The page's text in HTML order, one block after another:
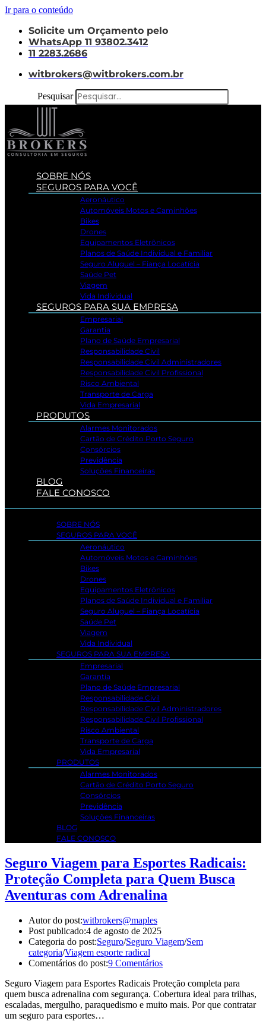
Ir para o conteúdo
Solicite um Orçamento pelo
WhatsApp 11 93802.3412
11 2283.2686
witbrokers@witbrokers.com.br
Pesquisar
SOBRE NÓS
SEGUROS PARA VOCÊ
Aeronáutico
Automóveis Motos e Caminhões
Bikes
Drones
Equipamentos Eletrônicos
Planos de Saúde Individual e Familiar
Seguro Aluguel – Fiança Locatícia
Saúde Pet
Viagem
Vida Individual
SEGUROS PARA SUA EMPRESA
Empresarial
Garantia
Plano de Saúde Empresarial
Responsabilidade Civil
Responsabilidade Civil Administradores
Responsabilidade Civil Profissional
Risco Ambiental
Transporte de Carga
Vida Empresarial
PRODUTOS
Alarmes Monitorados
Cartão de Crédito Porto Seguro
Consórcios
Previdência
Soluções Financeiras
BLOG
FALE CONOSCO
SOBRE NÓS
SEGUROS PARA VOCÊ
Aeronáutico
Automóveis Motos e Caminhões
Bikes
Drones
Equipamentos Eletrônicos
Planos de Saúde Individual e Familiar
Seguro Aluguel – Fiança Locatícia
Saúde Pet
Viagem
Vida Individual
SEGUROS PARA SUA EMPRESA
Empresarial
Garantia
Plano de Saúde Empresarial
Responsabilidade Civil
Responsabilidade Civil Administradores
Responsabilidade Civil Profissional
Risco Ambiental
Transporte de Carga
Vida Empresarial
PRODUTOS
Alarmes Monitorados
Cartão de Crédito Porto Seguro
Consórcios
Previdência
Soluções Financeiras
BLOG
FALE CONOSCO
Seguro Viagem para Esportes Radicais:
Proteção Completa para Quem Busca
Aventuras com Adrenalina
Autor do post:witbrokers@maples
Post publicado:4 de agosto de 2025
Categoria do post:Seguro/Seguro Viagem/Sem
categoria/Viagem esporte radical
Comentários do post:9 Comentários
Seguro Viagem para Esportes Radicais Proteção completa para
quem busca adrenalina com segurança. Cobertura ideal para trilhas,
escaladas, mergulho, paraquedismo e muito mais. Por que contratar
um seguro para esportes…